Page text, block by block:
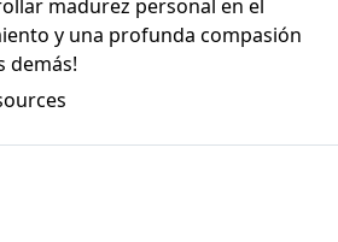
madurez personal en el
y una profunda compasión
demás!